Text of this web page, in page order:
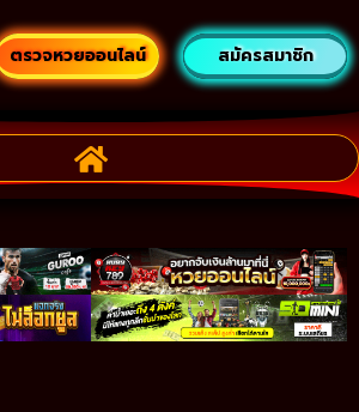
ตรวจหวยออนไลน์ สมัครสมาชิก